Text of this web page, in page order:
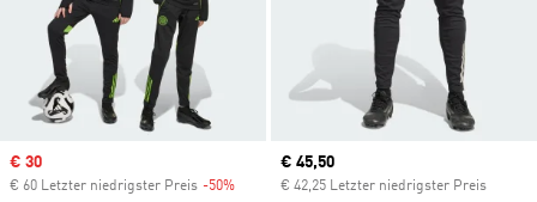
Sale price
€ 30
€ 60 Letzter niedrigster Preis -50% Discount
Current price
€ 45,50
€ 42,25 Letzter niedrigster Preis